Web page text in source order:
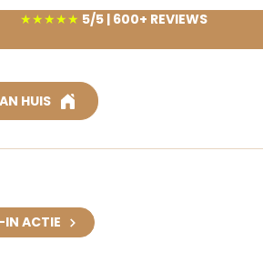
★★★★★ 5/5 | 600+ REVIEWS
HUIS
IN ACTIE